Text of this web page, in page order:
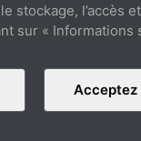
stockage, l’accès
sur « Informations
Acceptez